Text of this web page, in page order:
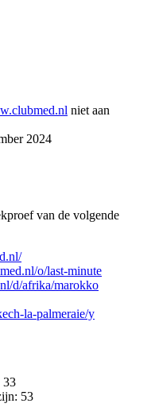
niet aan
2024
van de volgende
o/last-minute
d/afrika/marokko
la-palmeraie/y
33
53